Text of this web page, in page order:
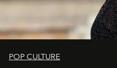
POP CULTURE